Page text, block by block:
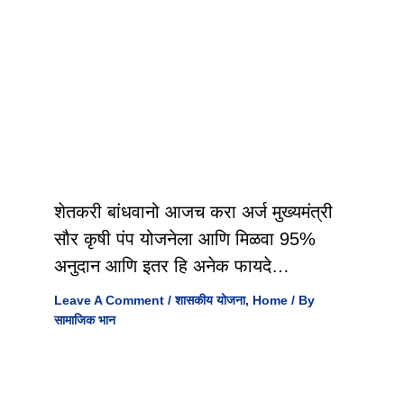
शेतकरी बांधवानो आजच करा अर्ज मुख्यमंत्री
सौर कृषी पंप योजनेला आणि मिळवा 95%
अनुदान आणि इतर हि अनेक फायदे…
Leave A Comment /शासकीय योजना, Home / By
सामाजिक भान